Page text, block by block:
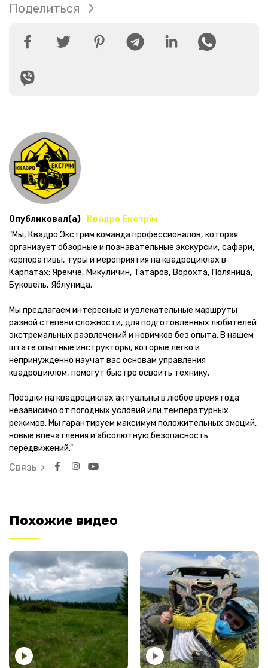
Поделиться
Опубликовал(а)
Квадро Екстрім
"Мы, Квадро Экстрим команда профессионалов, которая
организует обзорные и познавательные экскурсии, сафари,
корпоративы, туры и мероприятия на квадроциклах в
Карпатах: Яремче, Микуличин, Татаров, Ворохта, Поляница,
Буковель, Яблуница.
Мы предлагаем интересные и увлекательные маршруты
разной степени сложности, для подготовленных любителей
экстремальных развлечений и новичков без опыта. В нашем
штате опытные инструкторы, которые легко и
непринужденно научат вас основам управления
квадроциклом, помогут быстро освоить технику.
Поездки на квадроциклах актуальны в любое время года
независимо от погодных условий или температурных
режимов. Мы гарантируем максимум положительных эмоций,
новые впечатления и абсолютную безопасность
передвижений."
Связь
Похожие видео